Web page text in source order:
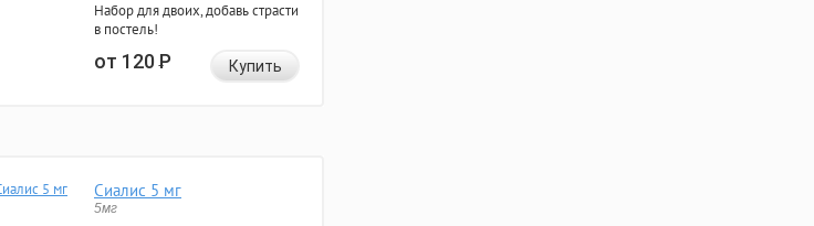
Набор для двоих, добавь страсти
в постель!
от 120Р Купить
Сиалис 5 мг
5мг